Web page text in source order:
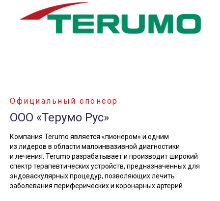
Официальный спонсор
ООО «Терумо Рус»
Компания Terumo является «пионером» и одним
из лидеров в области малоинвазивной диагностики
и лечения. Terumo разрабатывает и производит широкий
спектр терапевтических устройств, предназначенных для
эндоваскулярных процедур, позволяющих лечить
заболевания периферических и коронарных артерий.